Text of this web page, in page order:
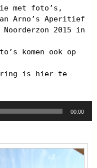
met foto’s,
Arno’s Aperitief
2015 in
komen ook op
is hier te
00:00